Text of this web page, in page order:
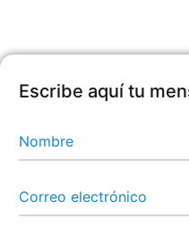
Escribe aquí tu